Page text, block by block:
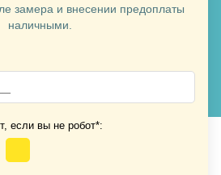
замера и внесении предоплаты
наличными.
если вы не робот*: